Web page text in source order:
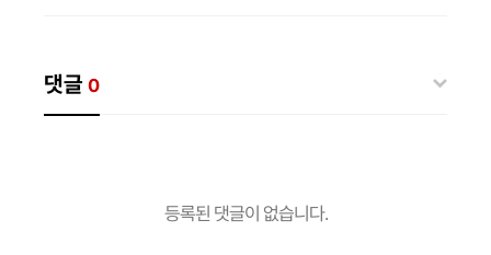
댓글 0
등록된 댓글이 없습니다.